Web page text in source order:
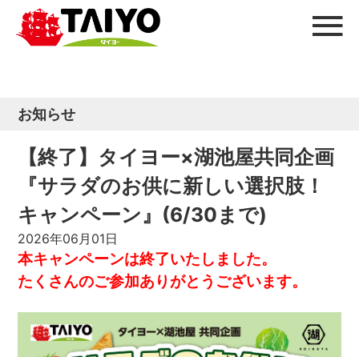
お知らせ
【終了】タイヨー×湖池屋共同企画
『サラダのお供に新しい選択肢！
キャンペーン』(6/30まで)
2026年06月01日
本キャンペーンは終了いたしました。
たくさんのご参加ありがとうございます。